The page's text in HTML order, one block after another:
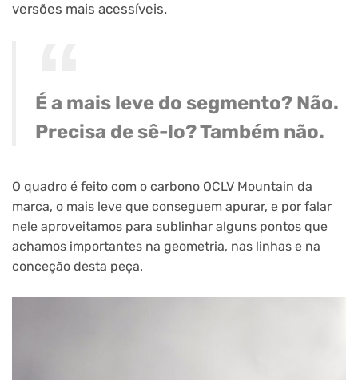
versões mais acessíveis.
É a mais leve do segmento? Não.
Precisa de sê-lo? Também não.
O quadro é feito com o carbono OCLV Mountain da
marca, o mais leve que conseguem apurar, e por falar
nele aproveitamos para sublinhar alguns pontos que
achamos importantes na geometria, nas linhas e na
conceção desta peça.